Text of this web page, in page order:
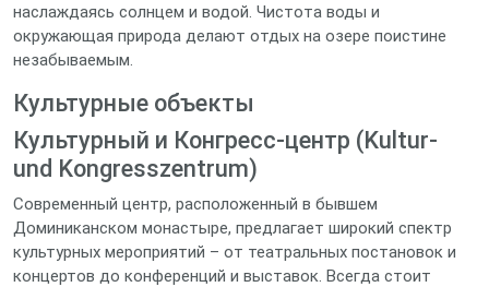
наслаждаясь солнцем и водой. Чистота воды и
окружающая природа делают отдых на озере поистине
незабываемым.
Культурные объекты
Культурный и Конгресс-центр (Kultur-
und Kongresszentrum)
Современный центр, расположенный в бывшем
Доминиканском монастыре, предлагает широкий спектр
культурных мероприятий – от театральных постановок и
концертов до конференций и выставок. Всегда стоит